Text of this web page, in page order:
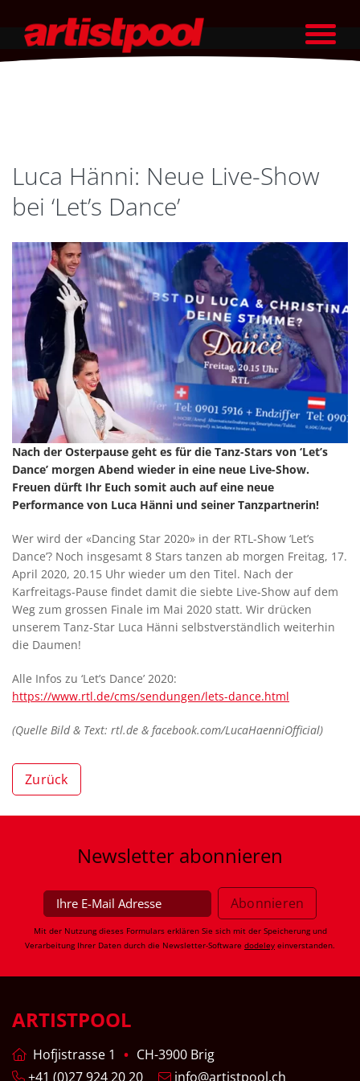
Luca Hänni: Neue Live-Show
bei ‘Let’s Dance’
Nach der Osterpause geht es für die Tanz-Stars von ‘Let’s
Dance’ morgen Abend wieder in eine neue Live-Show.
Freuen dürft Ihr Euch somit auch auf eine neue
Performance von Luca Hänni und seiner Tanzpartnerin!
Wer wird der «Dancing Star 2020» in der RTL-Show ‘Let’s
Dance’? Noch insgesamt 8 Stars tanzen ab morgen Freitag, 17.
April 2020, 20.15 Uhr wieder um den Titel. Nach der
Karfreitags-Pause findet damit die siebte Live-Show auf dem
Weg zum grossen Finale im Mai 2020 statt. Wir drücken
unserem Tanz-Star Luca Hänni selbstverständlich weiterhin
die Daumen!
Alle Infos zu ‘Let’s Dance’ 2020:
https://www.rtl.de/cms/sendungen/lets-dance.html
(Quelle Bild & Text: rtl.de & facebook.com/LucaHaenniOfficial)
Zurück
Newsletter abonnieren
Mit der Nutzung dieses Formulars erklären Sie sich mit der Speicherung und
Verarbeitung Ihrer Daten durch die Newsletter-Software dodeley einverstanden.
ARTISTPOOL
Hofjistrasse 1
CH-3900 Brig
+41 (0)27 924 20 20
info@artistpool.ch